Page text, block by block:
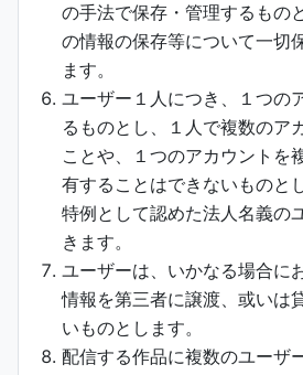
の手法で保存・管理するもの
の情報の保存等について一切
ます。
ユーザー１人につき、１つの
るものとし、１人で複数のア
ことや、１つのアカウントを
有することはできないものと
特例として認めた法人名義の
きます。
ユーザーは、いかなる場合に
情報を第三者に譲渡、或いは
いものとします。
配信する作品に複数のユーザ